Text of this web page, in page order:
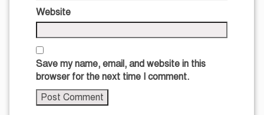
Website
Save my name, email, and website in this
browser for the next time I comment.